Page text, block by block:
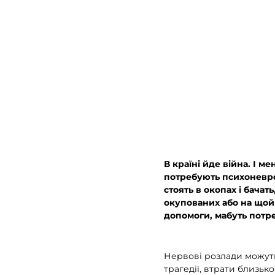
В країні йде війна. І
потребують
стоять в окопах і
окупованих або на
допомоги, мабуть
Нервові розлади
трагедії, втрати